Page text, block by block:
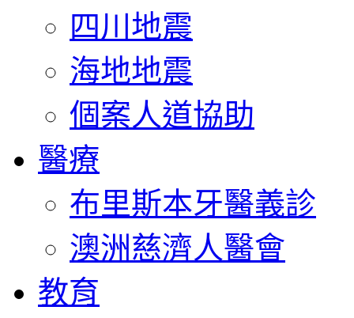
四川地震
海地地震
個案人道協助
醫療
布里斯本牙醫義診
澳洲慈濟人醫會
教育